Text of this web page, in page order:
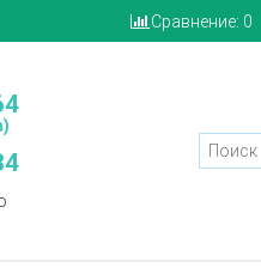
Сравнение: 0